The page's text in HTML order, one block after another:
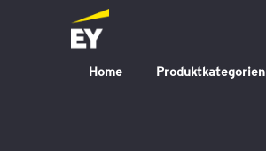
Home Produktkategorien